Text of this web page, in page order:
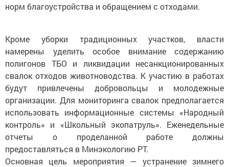
норм благоустройства и обращением с отходами.
Кроме уборки традиционных участков, власти
намерены уделить особое внимание содержанию
полигонов ТБО и ликвидации несанкционированных
свалок отходов животноводства. К участию в работах
будут привлечены добровольцы и молодежные
организации. Для мониторинга свалок предполагается
использовать информационные системы «Народный
контроль» и «Школьный экопатруль». Еженедельные
отчеты о проделанной работе должны
предоставляться в Минэкологию РТ.
Основная цель мероприятия — устранение зимнего